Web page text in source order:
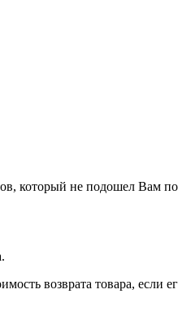
который не подошел Вам
возврата товара, если